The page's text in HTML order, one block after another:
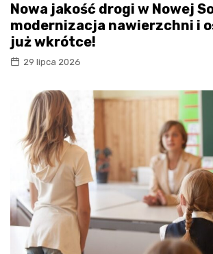
Nowa jakość drogi w Nowej
modernizacja nawierzchni i
już wkrótce!
29 lipca 2026